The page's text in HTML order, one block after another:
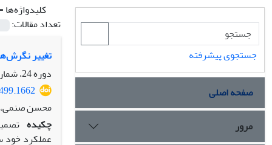
کلیدواژه‌ها
تعداد مقالات:
تغییر
دوره 24، شماره 1، بهار 1402، صفحه
محسن صنمی،
چکیده
عملکرد خود
جستجوی پیشرفته
صفحه اصلی
مرور